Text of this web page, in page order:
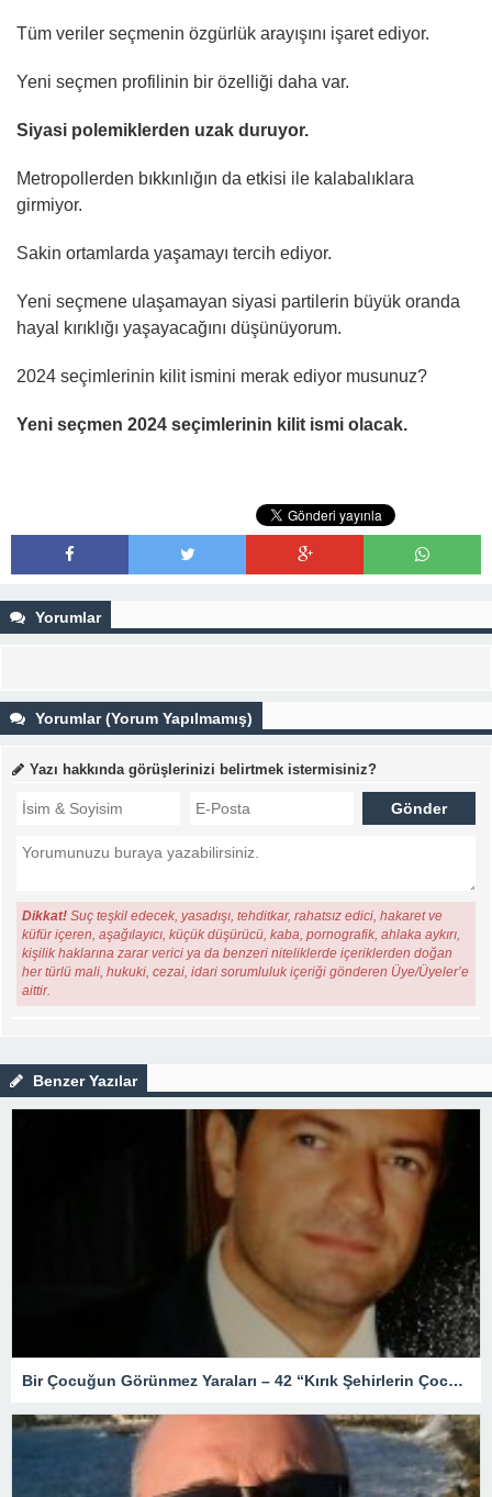
Tüm veriler seçmenin özgürlük arayışını işaret ediyor.
Yeni seçmen profilinin bir özelliği daha var.
Siyasi polemiklerden uzak duruyor.
Metropollerden bıkkınlığın da etkisi ile kalabalıklara
girmiyor.
Sakin ortamlarda yaşamayı tercih ediyor.
Yeni seçmene ulaşamayan siyasi partilerin büyük oranda
hayal kırıklığı yaşayacağını düşünüyorum.
2024 seçimlerinin kilit ismini merak ediyor musunuz?
Yeni seçmen 2024 seçimlerinin kilit ismi olacak.
Yorumlar
Yorumlar (Yorum Yapılmamış)
Yazı hakkında görüşlerinizi belirtmek istermisiniz?
Dikkat! Suç teşkil edecek, yasadışı, tehditkar, rahatsız edici, hakaret ve
küfür içeren, aşağılayıcı, küçük düşürücü, kaba, pornografik, ahlaka aykırı,
kişilik haklarına zarar verici ya da benzeri niteliklerde içeriklerden doğan
her türlü mali, hukuki, cezai, idari sorumluluk içeriği gönderen Üye/Üyeler’e
aittir.
Benzer Yazılar
Bir Çocuğun Görünmez Yaraları – 42 “Kırık Şehirlerin Çocukları”